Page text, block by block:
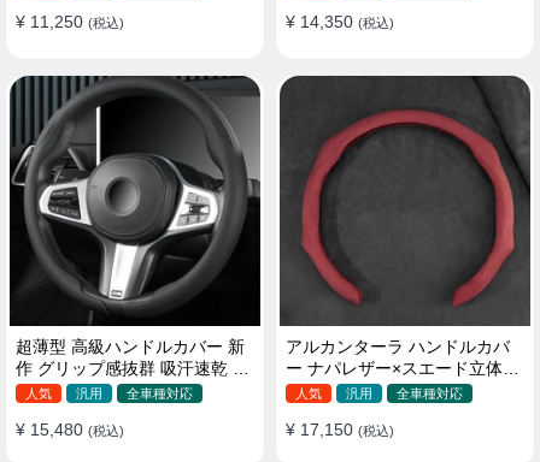
¥ 11,250 (税込) ¥ 14,350 (税込)
超薄型 高級ハンドルカバー 新
作 グリップ感抜群 吸汗速乾 ス
エード ナパレザー 通年使用
人気 汎用 全車種対応
¥ 15,480 (税込)
アルカンターラ ハンドルカバ
ー ナパレザー×スエード立体デ
ザイン 四季汎用 O/D型兼用 38-
人気 汎用 全車種対応
¥ 17,150 (税込)